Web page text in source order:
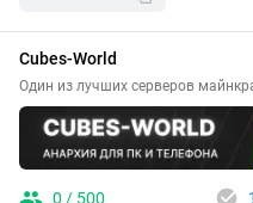
Сubes-World
Один из лучших серверов
0 / 500